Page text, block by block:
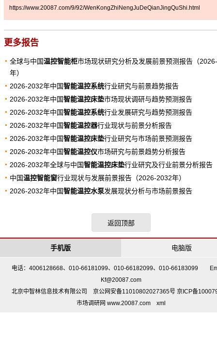
https://www.20087.com/9/92/WenKongZhiNengJuDeQianJingQuShi.html
更多报告
全球与中国温控智能柜市场现状研究分析及发展前景预测报告（
年）
2026-2032年中国智能温控系统行业研究与前景趋势报告
2026-2032年中国智能温控床垫市场现状调研与趋势预测报告
2026-2032年中国智能温控系统行业发展研究与趋势预测报告
2026-2032年中国智能温控器行业现状与前景分析报告
2026-2032年中国智能温控床垫行业研究与市场前景预测报告
2026-2032年中国智能温控仪市场研究与前景趋势分析报告
2026-2032年全球与中国智能温控床垫行业研究及行业前景分析报告
中国温控智能窗行业现状与发展前景报告（2026-2032年）
2026-2032年中国智能温控水泵发展现状分析与市场前景报告
返回顶部
电脑版
手机版
电话：4006128668、010-66181099、010-66182099、010-66183099
Kf@20087.com
北京中智林信息技术有限公司 京公网安备11010802027365号 京ICP备
市场调研网 www.20087.com
xml